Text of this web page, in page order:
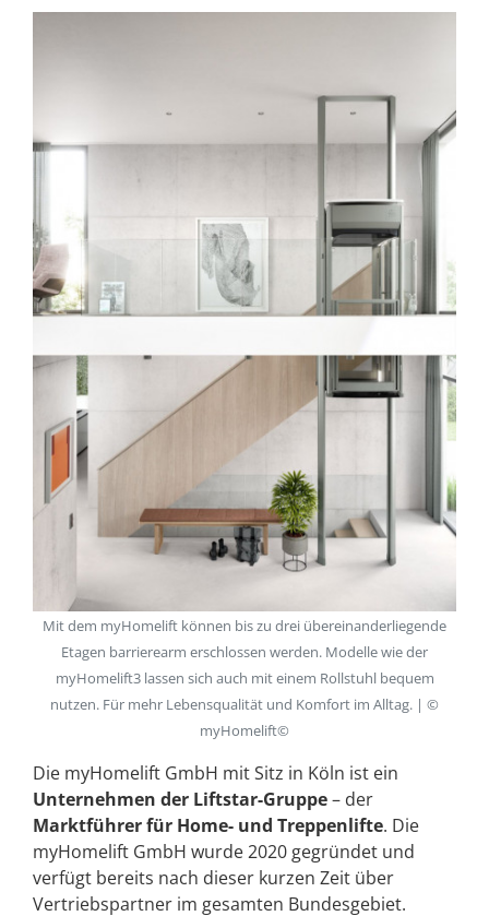
Die myHomelift GmbH mit Sitz in Köln ist ein
Unternehmen der Liftstar-Gruppe– der
Marktführer für Home- und Treppenlifte. Die
myHomelift GmbH wurde 2020 gegründet und
verfügt bereits nach dieser kurzen Zeit über
Vertriebspartner im gesamten Bundesgebiet.
Mit dem myHomelift können bis zu drei übereinanderliegende
Etagen barrierearm erschlossen werden. Modelle wie der
myHomelift3 lassen sich auch mit einem Rollstuhl bequem
nutzen. Für mehr Lebensqualität und Komfort im Alltag. | ©
myHomelift©